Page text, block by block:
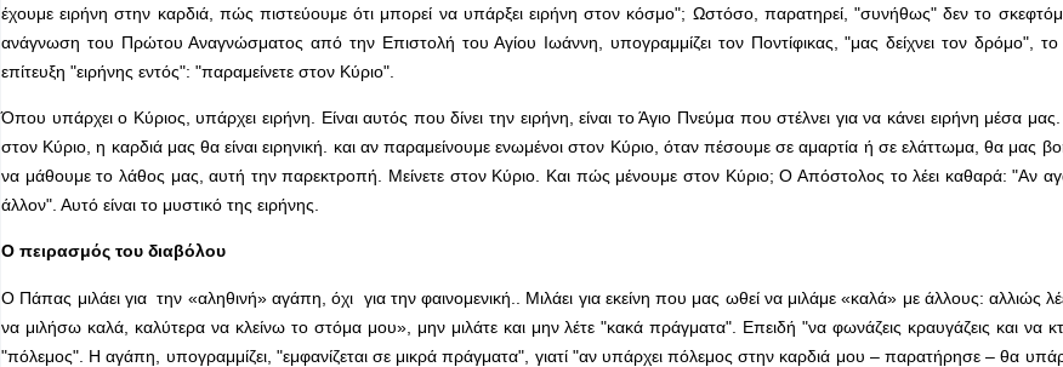
έχουμε ειρήνη στην καρδιά, πώς πιστεύουμε ότι μπορεί να υπάρξει ειρήνη στον κόσμο"; Ωστόσο, παρατηρεί, "συνήθως" δεν το
ανάγνωση του Πρώτου Αναγνώσματος από την Επιστολή του Αγίου Ιωάννη, υπογραμμίζει τον Ποντίφικας, "μας δείχνει τον δρόμο", το
επίτευξη "ειρήνης εντός": "παραμείνετε στον Κύριο".
Όπου υπάρχει ο Κύριος, υπάρχει ειρήνη. Είναι αυτός που δίνει την ειρήνη, είναι το Άγιο Πνεύμα που στέλνει για να κάνει ειρήνη μέσα
στον Κύριο, η καρδιά μας θα είναι ειρηνική. και αν παραμείνουμε ενωμένοι στον Κύριο, όταν πέσουμε σε αμαρτία ή σε ελάττωμα, θα μας
να μάθουμε το λάθος μας, αυτή την παρεκτροπή. Μείνετε στον Κύριο. Και πώς μένουμε στον Κύριο; Ο Απόστολος το λέει καθαρά: "Αν
άλλον". Αυτό είναι το μυστικό της ειρήνης.
Ο πειρασμός του διαβόλου
Ο Πάπας μιλάει για την «αληθινή» αγάπη, όχι για την φαινομενική.. Μιλάει για εκείνη που μας ωθεί να μιλάμε «καλά» με άλλους: αλλιώς
να μιλήσω καλά, καλύτερα να κλείνω το στόμα μου», μην μιλάτε και μην λέτε "κακά πράγματα". Επειδή "να φωνάζεις κραυγάζεις και να
"πόλεμος". Η αγάπη, υπογραμμίζει, "εμφανίζεται σε μικρά πράγματα", γιατί "αν υπάρχει πόλεμος στην καρδιά μου – παρατήρησε – θα